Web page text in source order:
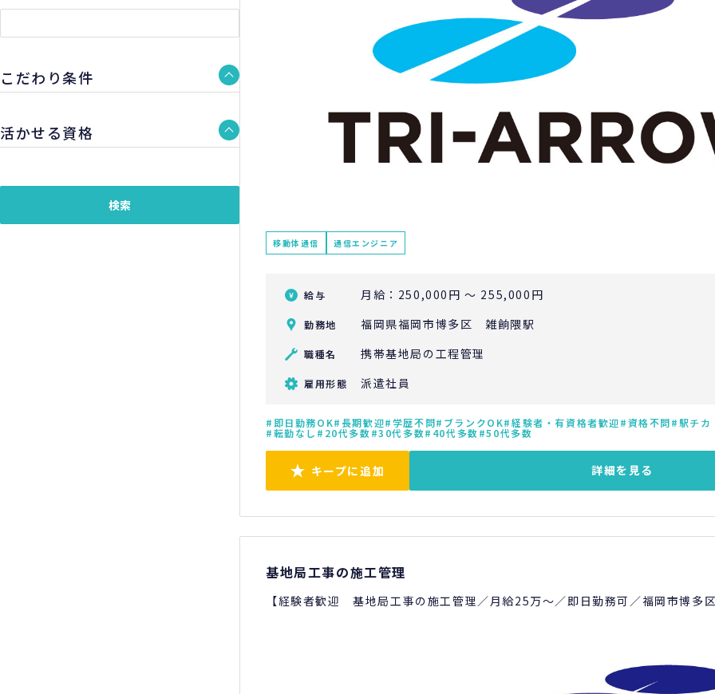
こだわり条件
活かせる資格
移動体通信 通信エンジニア
給与 月給：250,000円 ～ 255,000円
勤務地 福岡県福岡市博多区 雑餉隈駅
職種名 携帯基地局の工程管理
雇用形態 派遣社員
即日勤務OK 長期歓迎 学歴不問 ブランクOK 経験者・有資格者歓迎 資格不問 駅チカ
転勤なし 20代多数 30代多数 40代多数 50代多数
キープに追加 詳細を見る
基地局工事の施工管理
【経験者歓迎 基地局工事の施工管理／月給25万～／即日勤務可／福岡市博多